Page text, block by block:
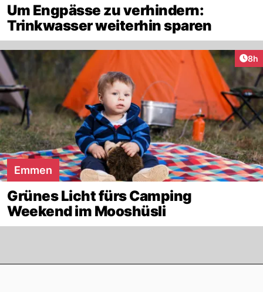
Um Engpässe zu verhindern:
Trinkwasser weiterhin sparen
8h
Emmen
Grünes Licht fürs Camping
Weekend im Mooshüsli